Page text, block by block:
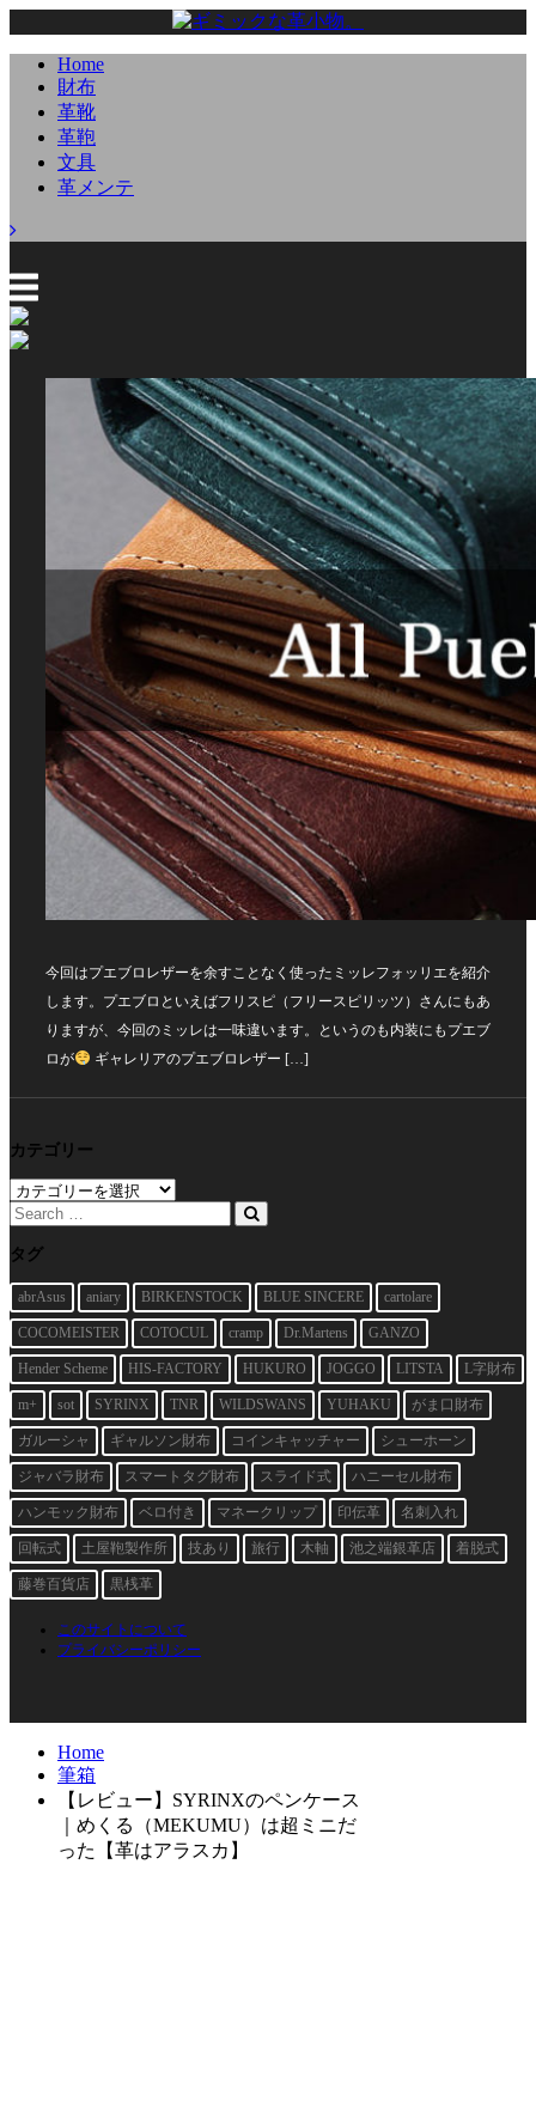
Home
財布
革靴
革鞄
文具
革メンテ
今回はプエブロレザーを余すことなく使ったミッレフォッリエを紹介
します。プエブロといえばフリスピ（フリースピリッツ）さんにもあ
りますが、今回のミッレは一味違います。というのも内装にもプエブ
ロが
ギャレリアのプエブロレザー […]
カテゴリー
カ
テ
ゴ
リ
タグ
abrAsus aniary BIRKENSTOCK BLUE SINCERE cartolare
COCOMEISTER COTOCUL cramp Dr.Martens GANZO
Hender Scheme HIS-FACTORY HUKURO JOGGO LITSTA L字財布
m+ sot SYRINX TNR WILDSWANS YUHAKU がま口財布
ガルーシャ ギャルソン財布 コインキャッチャー シューホーン
ジャバラ財布 スマートタグ財布 スライド式 ハニーセル財布
ハンモック財布 ベロ付き マネークリップ 印伝革 名刺入れ
回転式 土屋鞄製作所 技あり 旅行 木軸 池之端銀革店 着脱式
藤巻百貨店 黒桟革
このサイトについて
プライバシーポリシー
Home
筆箱
【レビュー】SYRINXのペンケース
｜めくる（MEKUMU）は超ミニだ
った【革はアラスカ】